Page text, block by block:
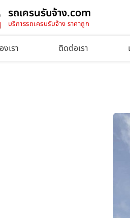
รถเครนรับจ้าง.com
บริการรถเครนรับจ้าง ราคาถูก
เรา ติดต่อเรา